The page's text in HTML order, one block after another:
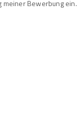
meiner Bewerbung ein.